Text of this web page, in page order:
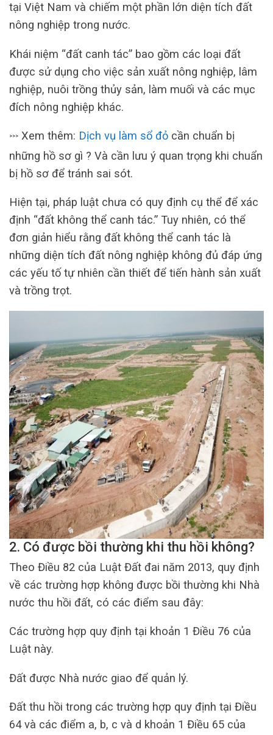
tại Việt Nam và chiếm một phần lớn diện tích đất
nông nghiệp trong nước.
Khái niệm “đất canh tác” bao gồm các loại đất
được sử dụng cho việc sản xuất nông nghiệp, lâm
nghiệp, nuôi trồng thủy sản, làm muối và các mục
đích nông nghiệp khác.
>>> Xem thêm: Dịch vụ làm sổ đỏ cần chuẩn bị
những hồ sơ gì ? Và cần lưu ý quan trọng khi chuẩn
bị hồ sơ để tránh sai sót.
Hiện tại, pháp luật chưa có quy định cụ thể để xác
định “đất không thể canh tác.” Tuy nhiên, có thể
đơn giản hiểu rằng đất không thể canh tác là
những diện tích đất nông nghiệp không đủ đáp ứng
các yếu tố tự nhiên cần thiết để tiến hành sản xuất
và trồng trọt.
2. Có được bồi thường khi thu hồi không?
Theo Điều 82 của Luật Đất đai năm 2013, quy định
về các trường hợp không được bồi thường khi Nhà
nước thu hồi đất, có các điểm sau đây:
Các trường hợp quy định tại khoản 1 Điều 76 của
Luật này.
Đất được Nhà nước giao để quản lý.
Đất thu hồi trong các trường hợp quy định tại Điều
64 và các điểm a, b, c và d khoản 1 Điều 65 của